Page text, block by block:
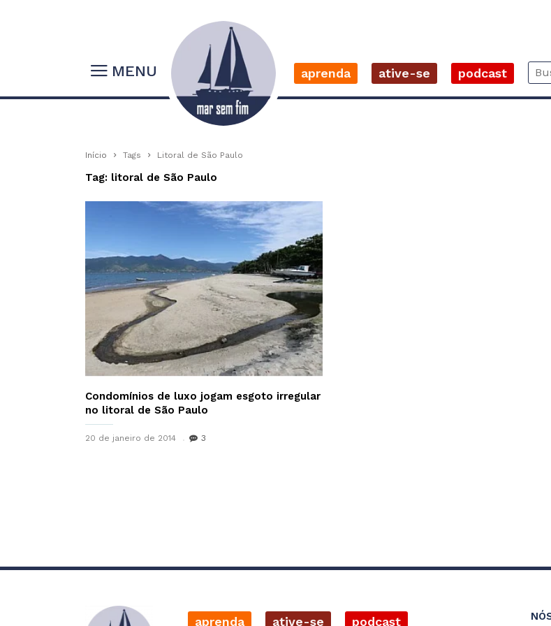
MENU aprenda ative-se podcast
Início Tags Litoral de São Paulo
Tag: litoral de São Paulo
Condomínios de luxo jogam esgoto irregular
no litoral de São Paulo
20 de janeiro de 2014 3
aprenda ative-se podcast